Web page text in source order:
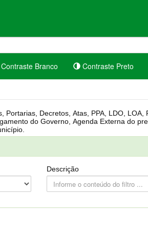
Contraste Branco Contraste Preto
seu município.
Descrição